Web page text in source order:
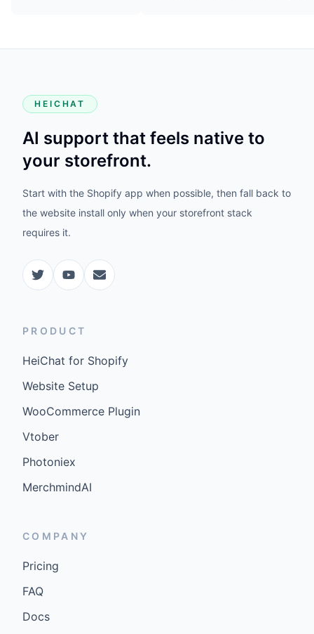
HEICHAT
AI support that feels native to
your storefront.
Start with the Shopify app when possible, then fall back to
the website install only when your storefront stack
requires it.
PRODUCT
HeiChat for Shopify
Website Setup
WooCommerce Plugin
Vtober
Photoniex
MerchmindAI
COMPANY
Pricing
FAQ
Docs